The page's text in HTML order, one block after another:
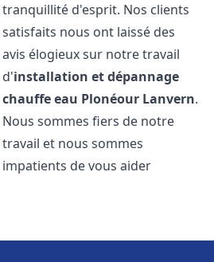
tranquillité d'esprit. Nos clients
satisfaits nous ont laissé des
avis élogieux sur notre travail
d'installation et dépannage
chauffe eau Plonéour Lanvern.
Nous sommes fiers de notre
travail et nous sommes
impatients de vous aider